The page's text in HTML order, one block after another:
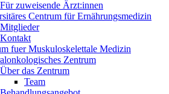
Für zuweisende Ärzt:innen
Centrum für Ernährungsmedizin
Mitglieder
Kontakt
fuer Muskuloskelettale Medizin
Zentrum
Über das Zentrum
Team